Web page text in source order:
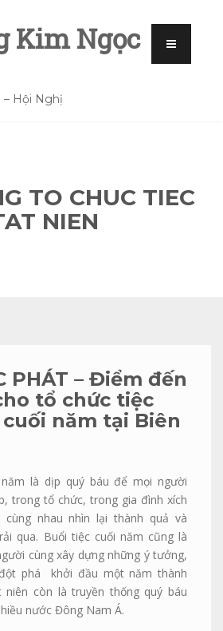
Kim Ngọc
– Hội Nghị
TO CHUC TIEC
NIEN
PHÁT – Điểm đến
tổ chức tiệc
năm tại Biên
là dịp quý báu để mọi người
trong tổ chức, trong gia đình xích
nhau nhìn lại thành quả và
qua. Buổi tiệc cuối năm cũng là
cùng xây dựng những ý tưởng,
phá khởi đầu một năm thành
niên còn là truyền thống quý báu
nước Đông Nam Á.